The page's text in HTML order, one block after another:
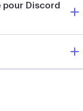
Discord